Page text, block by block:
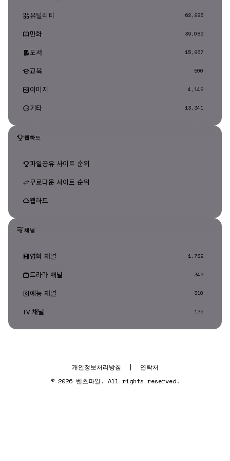
유틸리티 62,285
만화 39,082
도서 15,967
교육 500
이미지 4,149
기타 13,341
웹하드
파일공유 사이트 순위
무료다운 사이트 순위
웹하드
채널
영화 채널 1,789
드라마 채널 342
예능 채널 310
TV 채널 126
개인정보처리방침 |
연락처
© 2026 벤츠파일. All rights reserved.